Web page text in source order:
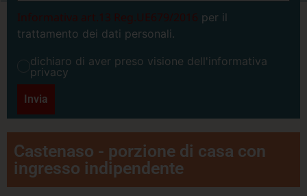
Informativa art.13 Reg.UE679/2016 per il
trattamento dei dati personali.
dichiaro di aver preso visione dell'informativa
privacy
Invia
Castenaso - porzione di casa con
ingresso indipendente